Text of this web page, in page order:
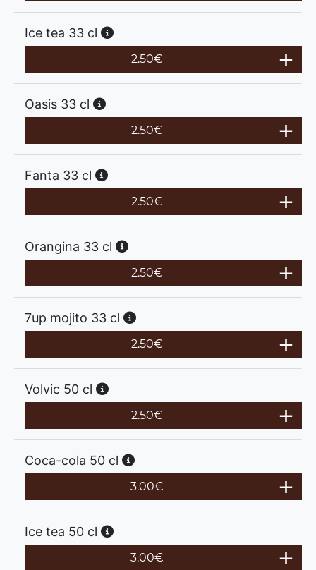
Ice tea 33 cl
2.50€
Oasis 33 cl
2.50€
Fanta 33 cl
2.50€
Orangina 33 cl
2.50€
7up mojito 33 cl
2.50€
Volvic 50 cl
2.50€
Coca-cola 50 cl
3.00€
Ice tea 50 cl
3.00€